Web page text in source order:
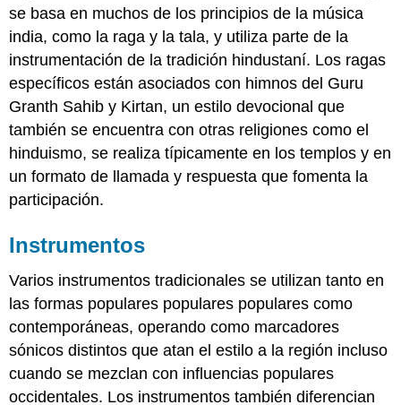
se basa en muchos de los principios de la música
india, como la raga y la tala, y utiliza parte de la
instrumentación de la tradición hindustaní. Los ragas
específicos están asociados con himnos del Guru
Granth Sahib y Kirtan, un estilo devocional que
también se encuentra con otras religiones como el
hinduismo, se realiza típicamente en los templos y en
un formato de llamada y respuesta que fomenta la
participación.
Instrumentos
Varios instrumentos tradicionales se utilizan tanto en
las formas populares populares populares como
contemporáneas, operando como marcadores
sónicos distintos que atan el estilo a la región incluso
cuando se mezclan con influencias populares
occidentales. Los instrumentos también diferencian